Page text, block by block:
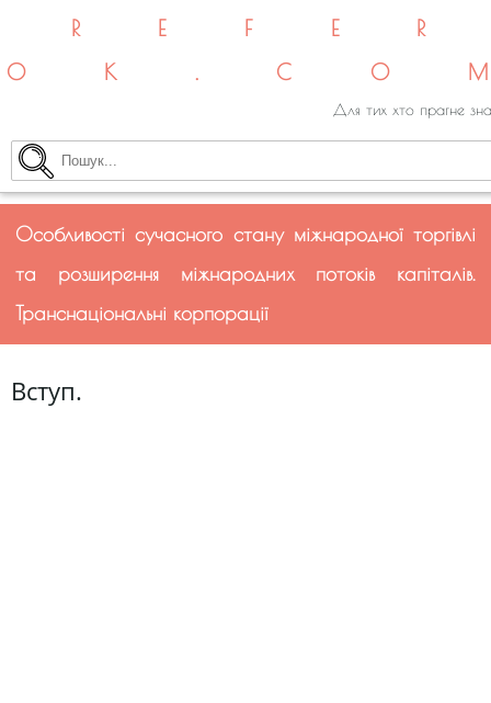
Для тих хто прагне
Особливості сучасного стану міжнародної торгівлі
та розширення міжнародних потоків капіталів.
Транснаціональні корпорації
Вступ.